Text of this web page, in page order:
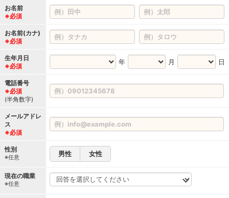
お名前
※必須
お名前(カナ)
※必須
生年月日
※必須
年 月 日
電話番号
※必須
(半角数字)
メールアドレ
ス
※必須
性別
※任意 男性 女性
現在の職業
※任意